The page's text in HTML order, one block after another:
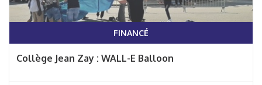
FINANCÉ
Collège Jean Zay : WALL-E Balloon